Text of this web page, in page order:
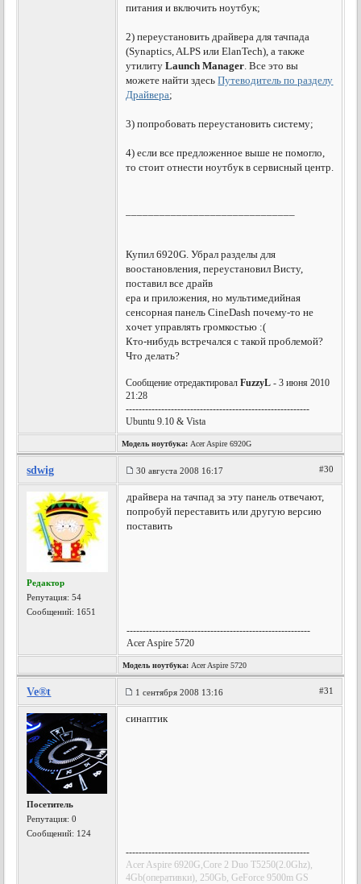
питания и включить ноутбук;
2) переустановить драйвера для тачпада
(Synaptics, ALPS или ElanTech), а также
утилитуLaunch Manager. Все это вы
можете найти здесьПутеводитель по разделу
Драйвера;
3) попробовать переустановить систему;
4) если все предложенное выше не помогло,
то стоит отнести ноутбук в сервисный центр.
Купил 6920G. Убрал разделы для
воостановления, переустановил Висту,
поставил все драйв
ера и приложения, но мультимедийная
сенсорная панель CineDash почему-то не
хочет управлять громкостью :(
Кто-нибудь встречался с такой проблемой?
Что делать?
Сообщение отредактировалFuzzyL - 3 июня 2010
21:28
---------------------------------------------------------
Ubuntu 9.10 & Vista
Модель ноутбука: Acer Aspire 6920G
sdwig 30 августа 2008 16:17 #30
Редактор
Репутация:54
Сообщений: 1651
драйвера на тачпад за эту панель отвечают,
попробуй переставить или другую версию
поставить
---------------------------------------------------------
Acer Aspire 5720
Модель ноутбука: Acer Aspire 5720
Ve®t 1 сентября 2008 13:16 #31
Посетитель
Репутация:0
Сообщений: 124
синаптик
---------------------------------------------------------
Acer Aspire 6920G,Core 2 Duo T5250(2.0Ghz),
4Gb(оперативки), 250Gb, GeForce 9500m GS